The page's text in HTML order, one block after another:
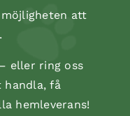
att
eller ring oss
handla, få
hemleverans!